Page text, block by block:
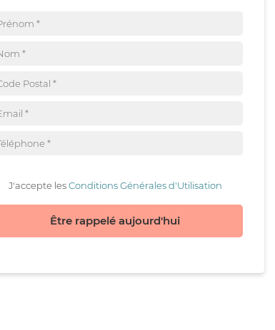
J'accepte lesConditions Générales d'Utilisation
Être rappelé aujourd'hui